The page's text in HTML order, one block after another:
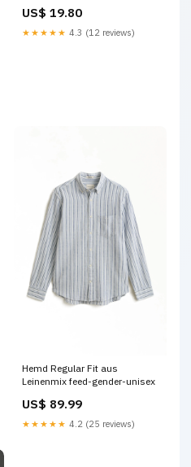
US$ 19.80
★★★★★ 4.3 (12 reviews)
Hemd Regular Fit aus
Leinenmix feed-gender-unisex
US$ 89.99
★★★★★ 4.2 (25 reviews)